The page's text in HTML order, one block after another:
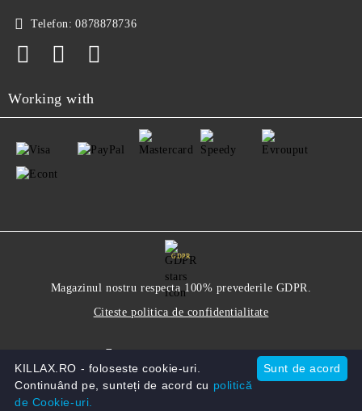
Telefon: 0878878736
Working with
GDPR
Magazinul nostru respecta 100% prevederile GDPR.
Citeste politica de confidentialitate
Sunt de acord
KILLAX.RO - foloseste cookie-uri.
Continuând pe, sunteți de acord cu politică
de Cookie-uri.